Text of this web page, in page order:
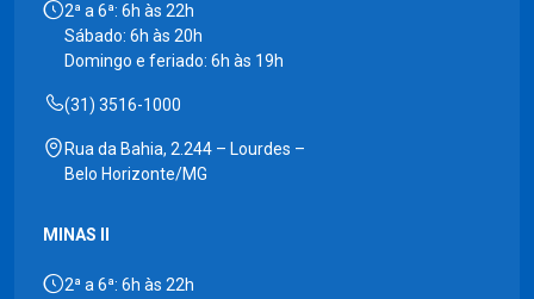
2ª a 6ª: 6h às 22h
Sábado: 6h às 20h
Domingo e feriado: 6h às 19h
(31) 3516-1000
Rua da Bahia, 2.244 – Lourdes –
Belo Horizonte/MG
MINAS II
2ª a 6ª: 6h às 22h